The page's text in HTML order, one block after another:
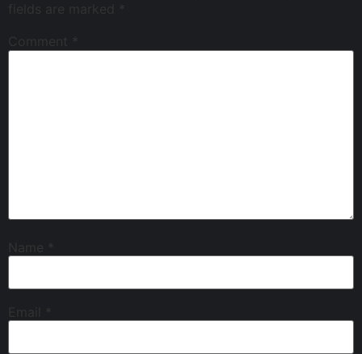
fields are marked
Comment
Name
Email